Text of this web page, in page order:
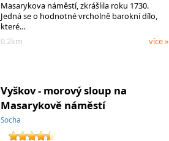
Masarykova náměstí, zkrášlila roku 1730.
Jedná se o hodnotné vrcholně barokní dílo,
které…
0.2km
více »
Vyškov - morový sloup na
Masarykově náměstí
Socha